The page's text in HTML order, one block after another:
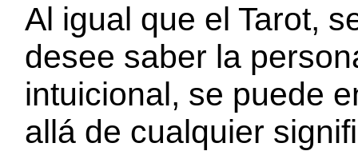
Al igual que el Tarot,
desee saber la
intuicional, se puede
allá de cualquier